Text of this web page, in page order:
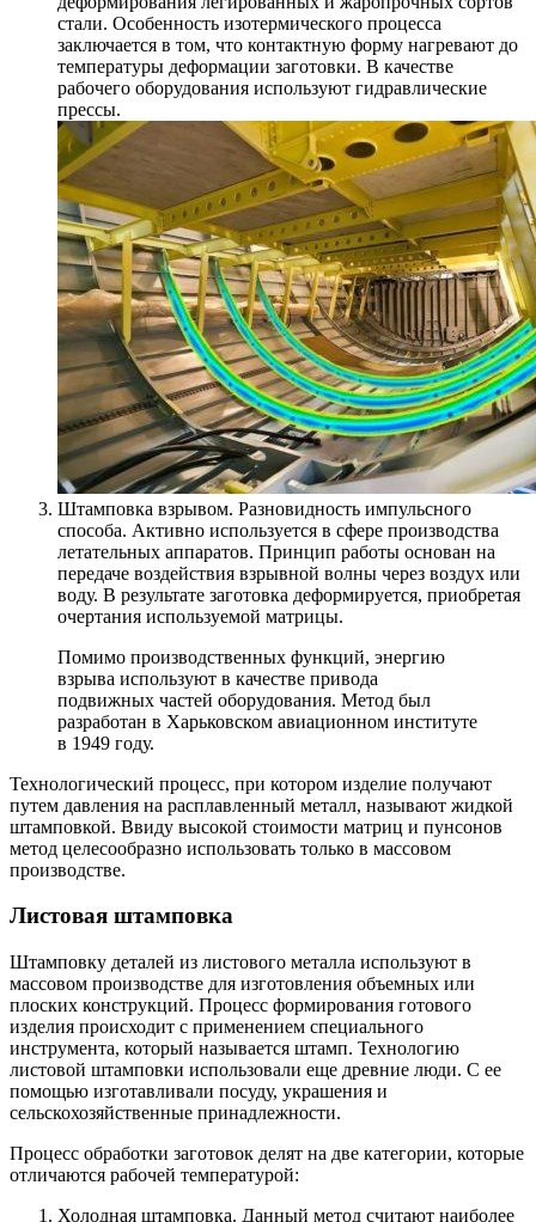
стали. Особенность изотермического процесса
заключается в том, что контактную форму нагревают до
температуры деформации заготовки. В качестве
рабочего оборудования используют гидравлические
прессы.
Штамповка взрывом. Разновидность импульсного
способа. Активно используется в сфере производства
летательных аппаратов. Принцип работы основан на
передаче воздействия взрывной волны через воздух или
воду. В результате заготовка деформируется, приобретая
очертания используемой матрицы.
Помимо производственных функций, энергию
взрыва используют в качестве привода
подвижных частей оборудования. Метод был
разработан в Харьковском авиационном институте
в 1949 году.
Технологический процесс, при котором изделие получают
путем давления на расплавленный металл, называют жидкой
штамповкой. Ввиду высокой стоимости матриц и пунсонов
метод целесообразно использовать только в массовом
производстве.
Листовая штамповка
Штамповку деталей из листового металла используют в
массовом производстве для изготовления объемных или
плоских конструкций. Процесс формирования готового
изделия происходит с применением специального
инструмента, который называется штамп. Технологию
листовой штамповки использовали еще древние люди. С ее
помощью изготавливали посуду, украшения и
сельскохозяйственные принадлежности.
Процесс обработки заготовок делят на две категории, которые
отличаются рабочей температурой:
Холодная штамповка. Данный метод считают наиболее